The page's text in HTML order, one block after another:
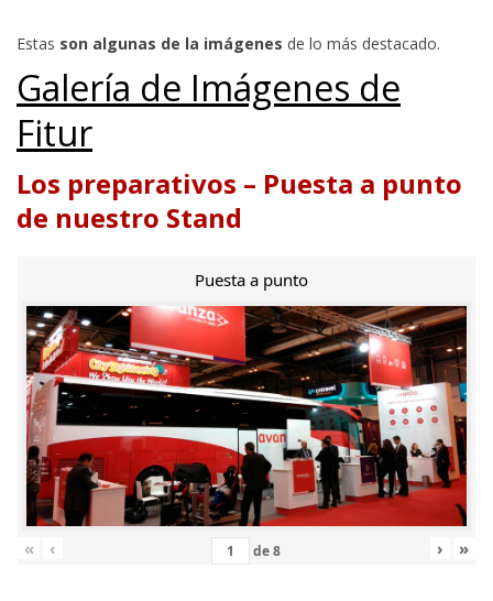
Estas son algunas de la imágenes de lo más destacado.
Galería de Imágenes de
Fitur
Los preparativos – Puesta a punto
de nuestro Stand
Puesta a punto
« ‹ de8 › »